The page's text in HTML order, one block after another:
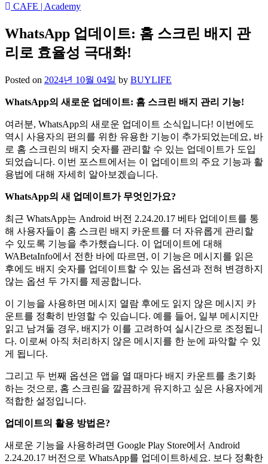
CAFE | Academy
WhatsApp 업데이트: 홈 스크린 배지 관
리로 효율성 극대화!
Posted on 2024년 10월 04일 by BUYLIFE
WhatsApp의 새로운 업데이트: 홈 스크린 배지 관리 기능!
여러분, WhatsApp의 새로운 업데이트 소식입니다! 이번에도
역시 사용자의 편의를 위한 유용한 기능이 추가되었는데요, 바
로 홈 스크린의 배지 숫자를 관리할 수 있는 업데이트가 도입
되었습니다. 이번 포스트에서는 이 업데이트의 주요 기능과 활
용법에 대해 자세히 알아보겠습니다.
WhatsApp의 새 업데이트가 무엇인가요?
최근 WhatsApp는 Android 버전 2.24.20.17 베타 업데이트를 통
해 사용자들이 홈 스크린 배지 카운트를 더 자유롭게 관리할
수 있도록 기능을 추가했습니다. 이 업데이트에 대해
WABetaInfo에서 전한 바에 따르면, 이 기능은 메시지를 읽은
후에도 배지 숫자를 업데이트할 수 있는 옵션과 전혀 변경하지
않는 옵션 두 가지를 제공합니다.
이 기능을 사용하면 메시지 열람 후에도 읽지 않은 메시지 카
운트를 정확히 반영할 수 있습니다. 예를 들어, 일부 메시지만
읽고 남겨둘 경우, 배지가 이를 고려하여 실시간으로 조정됩니
다. 이로써 아직 처리하지 않은 메시지를 한 눈에 파악할 수 있
게 됩니다.
그리고 두 번째 옵션은 앱을 열 때마다 배지 카운트를 초기화
하는 것으로, 홈 스크린을 깔끔하게 유지하고 싶은 사용자에게
적합한 설정입니다.
업데이트의 활용 방법은?
새로운 기능을 사용하려면 Google Play Store에서 Android
2.24.20.17 버전으로 WhatsApp를 업데이트하세요. 보다 정확한